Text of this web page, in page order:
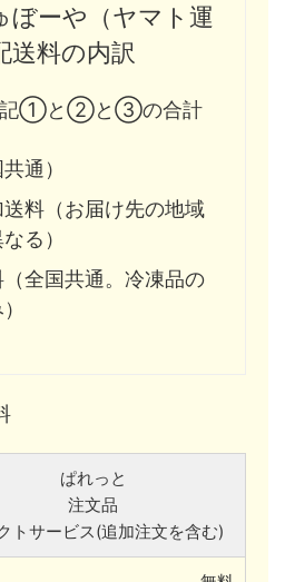
ぼーや（ヤマト運
送料の内訳
①と②と③の合計
通）
料（お届け先の地域
る）
全国共通。冷凍品の
ぱれっと
注文品
トサービス(追加注文を含む)